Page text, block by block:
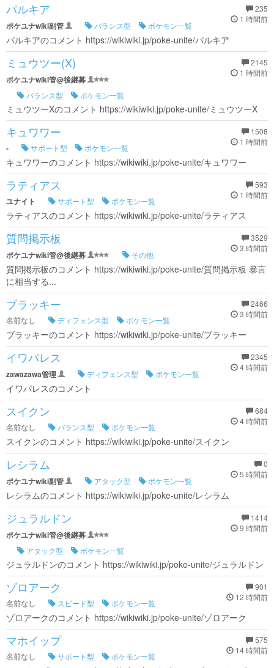
235
1 時間前
パルキア
ポケユナwiki副管 バランス型 ポケモン一覧
パルキアのコメント https://wikiwiki.jp/poke-unite/パルキア
2145
1 時間前
ミュウツー(X)
ポケユナwiki管@後継募
バランス型 ポケモン一覧
ミュウツーXのコメント https://wikiwiki.jp/poke-unite/ミュウツーX
1508
1 時間前
キュワワー
- サポート型 ポケモン一覧
キュワワーのコメント https://wikiwiki.jp/poke-unite/キュワワー
593
1 時間前
ラティアス
ユナイト サポート型 ポケモン一覧
ラティアスのコメント https://wikiwiki.jp/poke-unite/ラティアス
3529
3 時間前
質問掲示板
ポケユナwiki管@後継募 その他
質問掲示板のコメント https://wikiwiki.jp/poke-unite/質問掲示板 暴言
に相当する...
2466
3 時間前
ブラッキー
名前なし ディフェンス型 ポケモン一覧
ブラッキーのコメント https://wikiwiki.jp/poke-unite/ブラッキー
2345
4 時間前
イワパレス
zawazawa管理 ディフェンス型 ポケモン一覧
イワパレスのコメント
684
4 時間前
スイクン
名前なし バランス型 ポケモン一覧
スイクンのコメント https://wikiwiki.jp/poke-unite/スイクン
0
5 時間前
レシラム
ポケユナwiki副管 アタック型 ポケモン一覧
レシラムのコメント https://wikiwiki.jp/poke-unite/レシラム
1414
9 時間前
ジュラルドン
ポケユナwiki管@後継募
アタック型 ポケモン一覧
ジュラルドンのコメント https://wikiwiki.jp/poke-unite/ジュラルドン
901
12 時間前
ゾロアーク
名前なし スピード型 ポケモン一覧
ゾロアークのコメント https://wikiwiki.jp/poke-unite/ゾロアーク
575
14 時間前
マホイップ
名前なし サポート型 ポケモン一覧